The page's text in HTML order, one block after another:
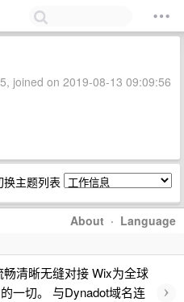
joined on 2019-08-13 09:09:56
换主题列表
About · Language
清晰无缝对接 Wix为全球
一切。 与Dynadot域名连
›